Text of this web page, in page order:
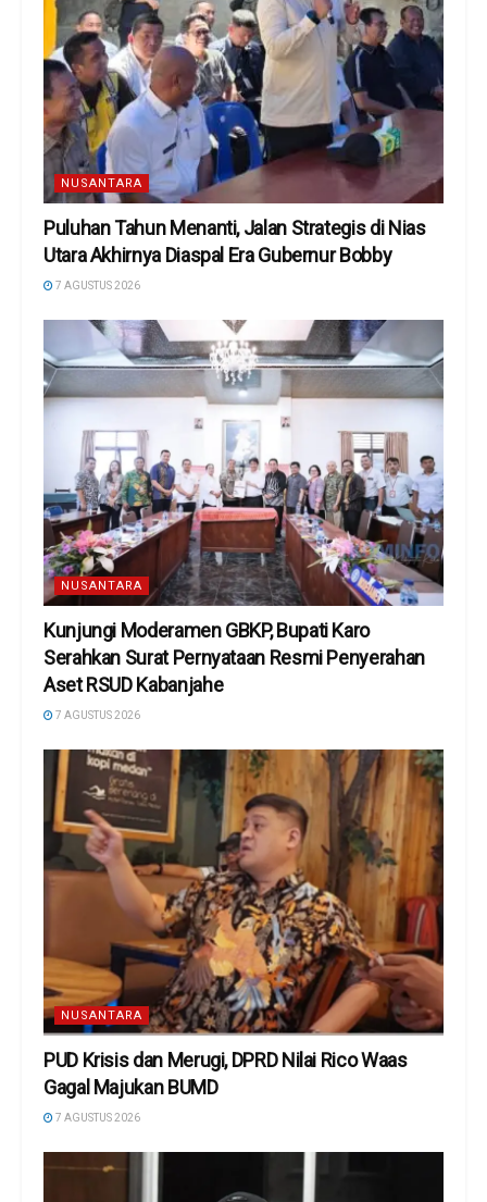
NUSANTARA
Puluhan Tahun Menanti, Jalan Strategis di Nias
Utara Akhirnya Diaspal Era Gubernur Bobby
7 AGUSTUS 2026
NUSANTARA
Kunjungi Moderamen GBKP, Bupati Karo
Serahkan Surat Pernyataan Resmi Penyerahan
Aset RSUD Kabanjahe
7 AGUSTUS 2026
NUSANTARA
PUD Krisis dan Merugi, DPRD Nilai Rico Waas
Gagal Majukan BUMD
7 AGUSTUS 2026